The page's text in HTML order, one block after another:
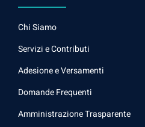
Chi Siamo
Servizi e Contributi
Adesione e Versamenti
Domande Frequenti
Amministrazione Trasparente